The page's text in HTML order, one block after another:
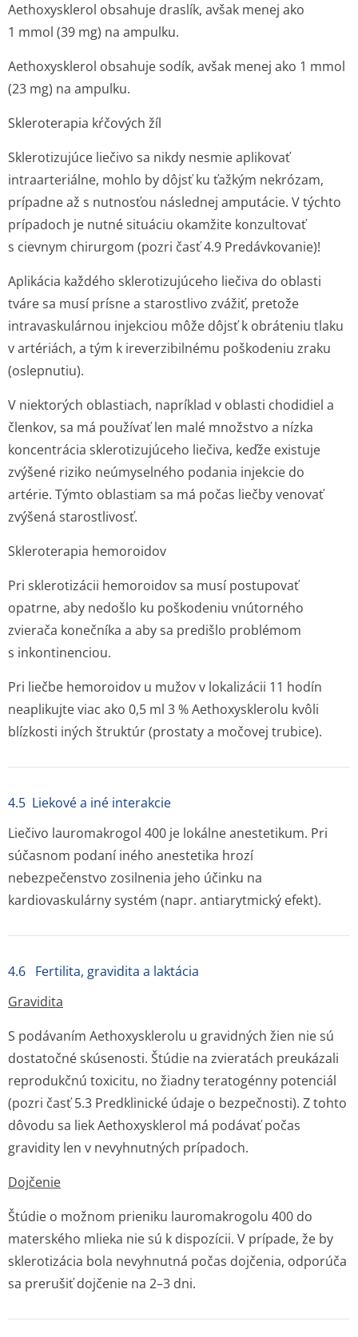
Aethoxysklerol obsahuje draslík, avšak menej ako
1 mmol (39 mg) na ampulku.
Aethoxysklerol obsahuje sodík, avšak menej ako 1 mmol
(23 mg) na ampulku.
Skleroterapia kŕčových žíl
Sklerotizujúce liečivo sa nikdy nesmie aplikovať
intraarteriálne, mohlo by dôjsť ku ťažkým nekrózam,
prípadne až s nutnosťou následnej amputácie. V týchto
prípadoch je nutné situáciu okamžite konzultovať
s cievnym chirurgom (pozri časť 4.9 Predávkovanie)!
Aplikácia každého sklerotizujúceho liečiva do oblasti
tváre sa musí prísne a starostlivo zvážiť, pretože
intravaskulárnou injekciou môže dôjsť k obráteniu tlaku
v artériách, a tým k ireverzibilnému poškodeniu zraku
(oslepnutiu).
V niektorých oblastiach, napríklad v oblasti chodidiel a
členkov, sa má používať len malé množstvo a nízka
koncentrácia sklerotizujúceho liečiva, keďže existuje
zvýšené riziko neúmyselného podania injekcie do
artérie. Týmto oblastiam sa má počas liečby venovať
zvýšená starostlivosť.
Skleroterapia hemoroidov
Pri sklerotizácii hemoroidov sa musí postupovať
opatrne, aby nedošlo ku poškodeniu vnútorného
zvierača konečníka a aby sa predišlo problémom
s inkontinenciou.
Pri liečbe hemoroidov u mužov v lokalizácii 11 hodín
neaplikujte viac ako 0,5 ml 3 % Aethoxysklerolu kvôli
blízkosti iných štruktúr (prostaty a močovej trubice).
4.5 Liekové a iné interakcie
Liečivo lauromakrogol 400 je lokálne anestetikum. Pri
súčasnom podaní iného anestetika hrozí
nebezpečenstvo zosilnenia jeho účinku na
kardiovaskulárny systém (napr. antiarytmický efekt).
4.6 Fertilita, gravidita a laktácia
Gravidita
S podávaním Aethoxysklerolu u gravidných žien nie sú
dostatočné skúsenosti. Štúdie na zvieratách preukázali
reprodukčnú toxicitu, no žiadny teratogénny potenciál
(pozri časť 5.3 Predklinické údaje o bezpečnosti). Z tohto
dôvodu sa liek Aethoxysklerol má podávať počas
gravidity len v nevyhnutných prípadoch.
Dojčenie
Štúdie o možnom prieniku lauromakrogolu 400 do
materského mlieka nie sú k dispozícii. V prípade, že by
sklerotizácia bola nevyhnutná počas dojčenia, odporúča
sa prerušiť dojčenie na 2–3 dni.